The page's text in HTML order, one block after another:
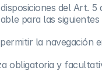
del Art.
para las siguientes
la navegación
obligatoria y